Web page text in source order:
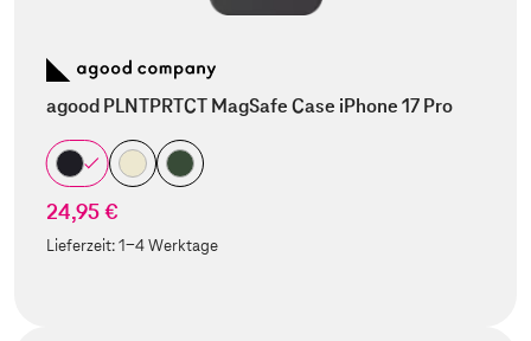
agood PLNTPRTCT MagSafe Case iPhone 17 Pro
24,95 €
Lieferzeit:1-4 Werktage